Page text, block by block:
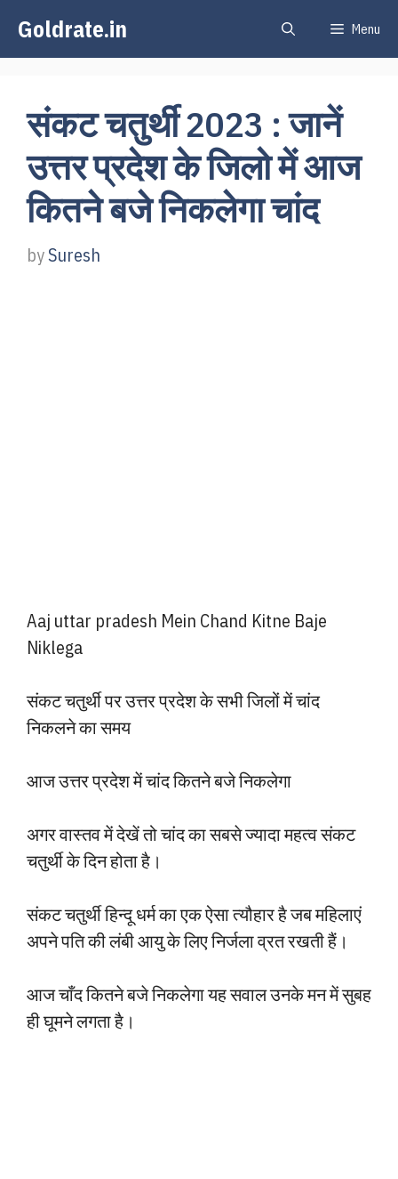
content
Goldrate.in Menu
संकट चतुर्थी 2023 : जानें
उत्तर प्रदेश के जिलो में आज
कितने बजे निकलेगा चांद
bySuresh
Aaj uttar pradesh Mein Chand Kitne Baje
Niklega
संकट चतुर्थी पर उत्तर प्रदेश के सभी जिलों में चांद
निकलने का समय
आज उत्तर प्रदेश में चांद कितने बजे निकलेगा
अगर वास्तव में देखें तो चांद का सबसे ज्यादा महत्व संकट
चतुर्थी के दिन होता है।
संकट चतुर्थी हिन्दू धर्म का एक ऐसा त्यौहार है जब महिलाएं
अपने पति की लंबी आयु के लिए निर्जला व्रत रखती हैं।
आज चाँद कितने बजे निकलेगा यह सवाल उनके मन में सुबह
ही घूमने लगता है।